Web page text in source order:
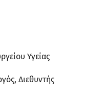
Υγείας
Διεθυντής